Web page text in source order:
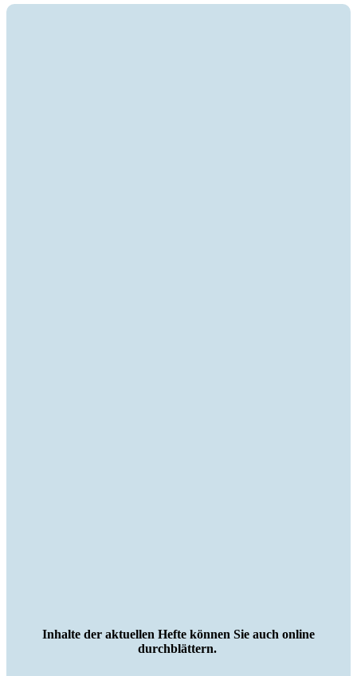
Inhalte der aktuellen Hefte können Sie auch online
durchblättern.